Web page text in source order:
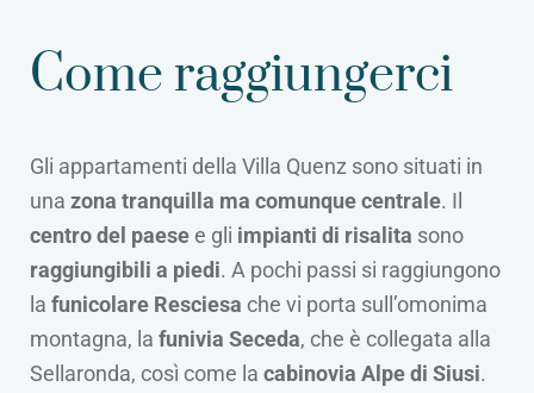
Come raggiungerci
Gli appartamenti della Villa Quenz sono situati in
una zona tranquilla ma comunque centrale. Il
centro del paesee gli impianti di risalita sono
raggiungibili a piedi. A pochi passi si raggiungono
la funicolare Resciesa che vi porta sull’omonima
montagna, la funivia Seceda, che è collegata alla
Sellaronda, così come la cabinovia Alpe di Siusi.